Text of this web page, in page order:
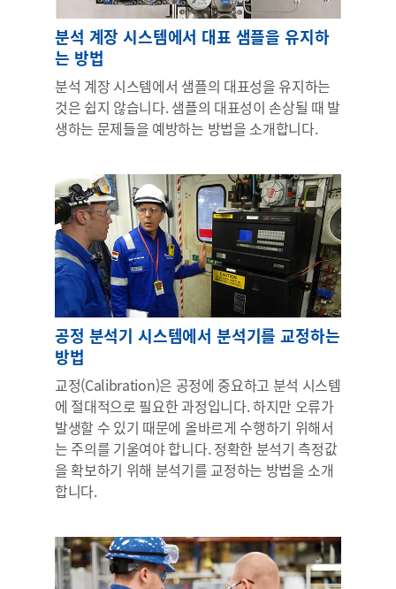
분석 계장 시스템에서 대표 샘플을 유지하
는 방법
분석 계장 시스템에서 샘플의 대표성을 유지하는
것은 쉽지 않습니다. 샘플의 대표성이 손상될 때 발
생하는 문제들을 예방하는 방법을 소개합니다.
공정 분석기 시스템에서 분석기를 교정하는
방법
교정(Calibration)은 공정에 중요하고 분석 시스템
에 절대적으로 필요한 과정입니다. 하지만 오류가
발생할 수 있기 때문에 올바르게 수행하기 위해서
는 주의를 기울여야 합니다. 정확한 분석기 측정값
을 확보하기 위해 분석기를 교정하는 방법을 소개
합니다.